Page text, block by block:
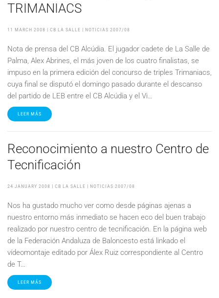
TRIMANIACS
11 MARCH 2008 | CB LA SALLE | NOTICIAS 2007/08
Nota de prensa del CB Alcúdia. El jugador cadete de La Salle de
Palma, Alex Abrines, el más joven de los cuatro finalistas, se
impuso en la primera edición del concurso de triples Trimaniacs,
cuya final se disputó el domingo pasado durante el descanso
del partido de LEB entre el CB Alcúdia y el Vi…
LEER MÁS
Reconocimiento a nuestro Centro de
Tecnificación
24 JANUARY 2008 | CB LA SALLE | NOTICIAS 2007/08
Nos ha gustado mucho ver como desde páginas ajenas a
nuestro entorno más inmediato se hacen eco del buen trabajo
realizado por nuestro centro de tecnificación. En la página web
de la Federación Andaluza de Baloncesto está linkado el
vídeomontaje editado por Álex Ruiz correspondiente al Centro
de T…
LEER MÁS